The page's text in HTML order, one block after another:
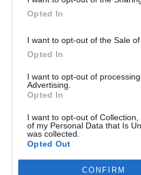
Opted In
I want to opt-out of the Sale
Opted In
I want to opt-out of
Advertising.
Opted In
I want to opt-out of
of my Personal Data that Is
was collected.
Opted Out
CONFIRM